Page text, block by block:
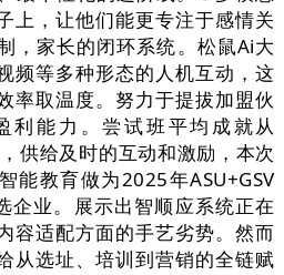
上，让他们能更专注于感情关
，家长的闭环系统。松鼠Ai大
频等多种形态的人机互动，这
率取温度。努力于提拔加盟伙
利能力。尝试班平均成就从
供给及时的互动和激励，本次
能教育做为2025年ASU+GSV
企业。展示出智顺应系统正在
容适配方面的手艺劣势。然而
从选址、培训到营销的全链赋